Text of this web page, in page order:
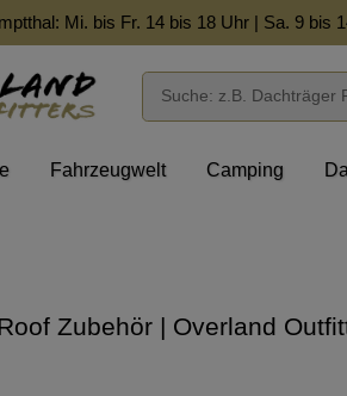
Mi. bis Fr. 14 bis 18 Uhr | Sa. 9 bis
Fahrzeugwelt Camping
Zubehör | Overland